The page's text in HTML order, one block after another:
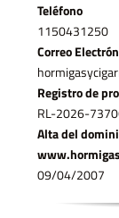
Teléfono
11­50431250
Correo
Registro de
RL-2026-
Alta del
09/04/2007